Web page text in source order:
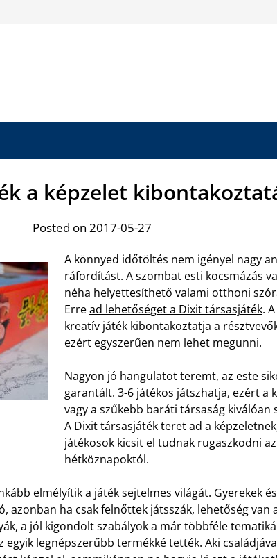
a képzelet
Posted on 2017-05-27
A könnyed időtöltés nem igényel nagy
ráfordítást. A szombat esti kocsmázás
néha helyettesíthető valami otthoni
Erread lehetőséget a Dixit társasjáték.
kreatív játék kibontakoztatja a
ezért egyszerűen nem lehet megunni.
Nagyon jó hangulatot teremt, az este
garantált. 3-6 játékos játszhatja, ezért a
vagy a szűkebb baráti társaság kiválóan
A Dixit társasjáték teret ad a
játékosok kicsit el tudnak rugaszkodni
hétköznapoktól.
elmélyítik a játék sejtelmes világát. Gyerekek
azonban ha csak felnőttek játsszák, lehetőség van
a jól kigondolt szabályok a már többféle
legnépszerűbb termékké tették. Aki